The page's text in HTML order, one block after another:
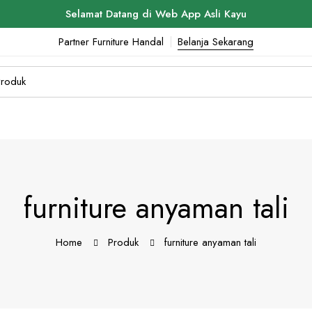
Selamat Datang di Web App Asli Kayu
Partner Furniture Handal
Belanja Sekarang
furniture anyaman tali
Home Produk furniture anyaman tali